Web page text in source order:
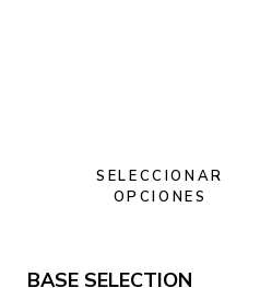
SELECCIONAR
OPCIONES
BASE SELECTION